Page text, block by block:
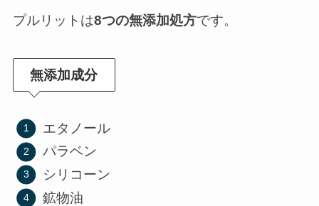
プルリットは8つの無添加処方です。
無添加成分
エタノール
パラベン
シリコーン
鉱物油